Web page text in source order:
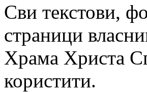
Сви текстови,
страници
Храма Христа
користити.